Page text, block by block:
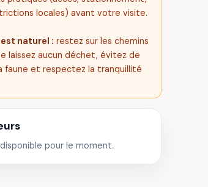
locales) avant votre visite.
est naturel : restez sur les chemins
laissez aucun déchet, évitez de
faune et respectez la tranquillité
pour le moment.